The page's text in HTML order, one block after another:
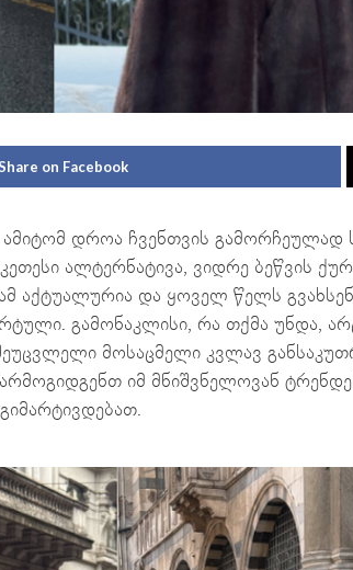
on Facebook
დროა ჩვენთვის გამორჩეულად
ალტერნატივა, ვიდრე ბეწვის
აქტუალურია და ყოველ წელს
გამონაკლისი, რა თქმა უნდა,
მოსაცმელი კვლავ
იმ მნიშვნელოვან